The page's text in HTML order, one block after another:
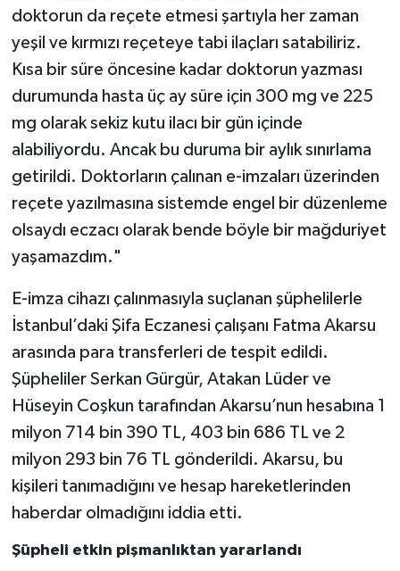
doktorun da reçete etmesi şartıyla her zaman
yeşil ve kırmızı reçeteye tabi ilaçları satabiliriz.
Kısa bir süre öncesine kadar doktorun yazması
durumunda hasta üç ay süre için 300 mg ve 225
mg olarak sekiz kutu ilacı bir gün içinde
alabiliyordu. Ancak bu duruma bir aylık sınırlama
getirildi. Doktorların çalınan e-imzaları üzerinden
reçete yazılmasına sistemde engel bir düzenleme
olsaydı eczacı olarak bende böyle bir mağduriyet
yaşamazdım."
E-imza cihazı çalınmasıyla suçlanan şüphelilerle
İstanbul’daki Şifa Eczanesi çalışanı Fatma Akarsu
arasında para transferleri de tespit edildi.
Şüpheliler Serkan Gürgür, Atakan Lüder ve
Hüseyin Coşkun tarafından Akarsu’nun hesabına 1
milyon 714 bin 390 TL, 403 bin 686 TL ve 2
milyon 293 bin 76 TL gönderildi. Akarsu, bu
kişileri tanımadığını ve hesap hareketlerinden
haberdar olmadığını iddia etti.
Şüpheli etkin pişmanlıktan yararlandı